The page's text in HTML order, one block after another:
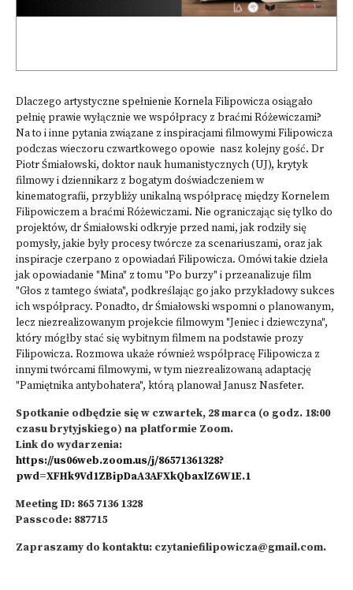
Dlaczego artystyczne spełnienie Kornela Filipowicza osiągało
pełnię prawie wyłącznie we współpracy z braćmi Różewiczami?
Na to i inne pytania związane z inspiracjami filmowymi Filipowicza
podczas wieczoru czwartkowego opowie nasz kolejny gość. Dr
Piotr Śmiałowski, doktor nauk humanistycznych (UJ), krytyk
filmowy i dziennikarz z bogatym doświadczeniem w
kinematografii, przybliży unikalną współpracę między Kornelem
Filipowiczem a braćmi Różewiczami. Nie ograniczając się tylko do
projektów, dr Śmiałowski odkryje przed nami, jak rodziły się
pomysły, jakie były procesy twórcze za scenariuszami, oraz jak
inspiracje czerpano z opowiadań Filipowicza. Omówi takie dzieła
jak opowiadanie "Mina" z tomu "Po burzy" i przeanalizuje film
"Głos z tamtego świata", podkreślając go jako przykładowy sukces
ich współpracy. Ponadto, dr Śmiałowski wspomni o planowanym,
lecz niezrealizowanym projekcie filmowym "Jeniec i dziewczyna",
który mógłby stać się wybitnym filmem na podstawie prozy
Filipowicza. Rozmowa ukaże również współpracę Filipowicza z
innymi twórcami filmowymi, w tym niezrealizowaną adaptację
"Pamiętnika antybohatera", którą planował Janusz Nasfeter.
Spotkanie odbędzie się w czwartek, 28 marca (o godz. 18:00
czasu brytyjskiego) na platformie Zoom.
Link do wydarzenia:
https://us06web.zoom.us/j/86571361328?
pwd=XFHk9Vd1ZBipDaA3AFXkQbaxlZ6W1E.1
Meeting ID: 865 7136 1328
Passcode: 887715
Zapraszamy do kontaktu: czytaniefilipowicza@gmail.com.